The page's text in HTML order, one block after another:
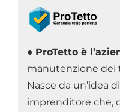
● ProTetto è
manutenzione dei
Nasce da un’idea
imprenditore che,